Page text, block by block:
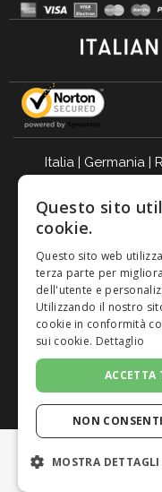
Italia| Germania|
Giordano Vini
C.F., P.IVA e Nr.
Monza-Brianza,
2564477 - Cap.
Socio Unico e
Questo sito
cookie.
Questo sito web
terza parte per
dell'utente e
Utilizzando il nostro
cookie in conformità
sui cookie. Dettaglio
ACCETTA
NON
MOSTRA